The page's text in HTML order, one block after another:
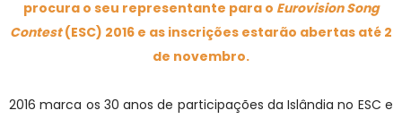
procura o seu representante para o Eurovision Song
Contest(ESC) 2016 e as inscrições estarão abertas até 2
de novembro.
2016 marca os 30 anos de participações da Islândia no ESC e